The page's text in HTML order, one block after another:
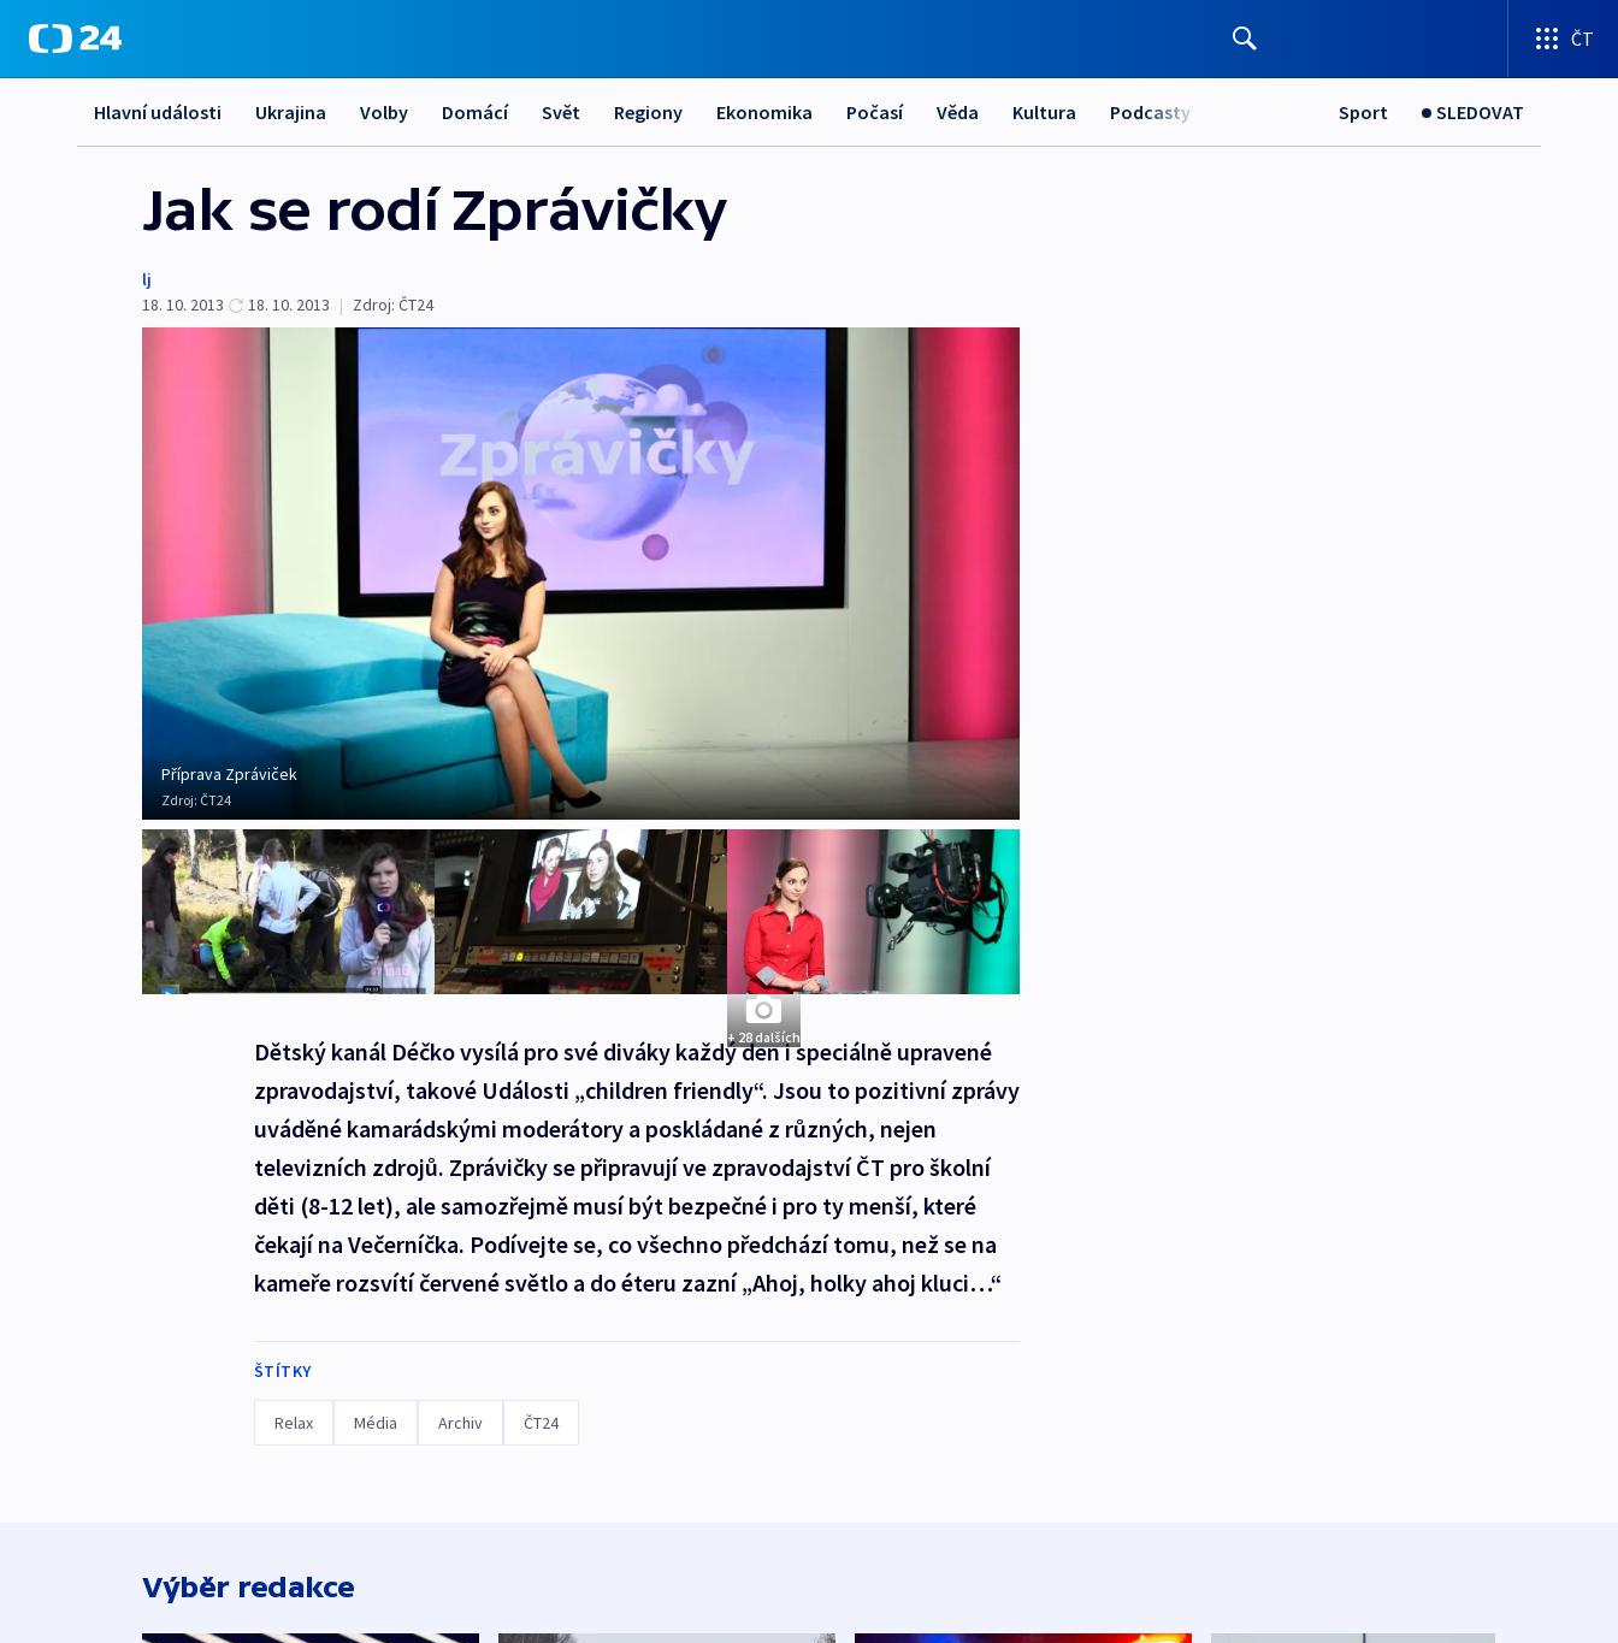
ČT
Hlavní události Ukrajina Volby Domácí Svět Regiony Ekonomika Počasí Věda Kultura Podcasty Sport SLEDOVAT
Jak se rodí Zprávičky
lj
18. 10. 2013
18. 10. 2013 | Zdroj: ČT24
Příprava Zpráviček
Zdroj: ČT24
+ 28 dalších
Dětský kanál Déčko vysílá pro své diváky každý den i speciálně upravené
zpravodajství, takové Události „children friendly“. Jsou to pozitivní zprávy
uváděné kamarádskými moderátory a poskládané z různých, nejen
televizních zdrojů. Zprávičky se připravují ve zpravodajství ČT pro školní
děti (8-12 let), ale samozřejmě musí být bezpečné i pro ty menší, které
čekají na Večerníčka. Podívejte se, co všechno předchází tomu, než se na
kameře rozsvítí červené světlo a do éteru zazní „Ahoj, holky ahoj kluci…“
ŠTÍTKY
Relax Média Archiv ČT24
Výběr redakce